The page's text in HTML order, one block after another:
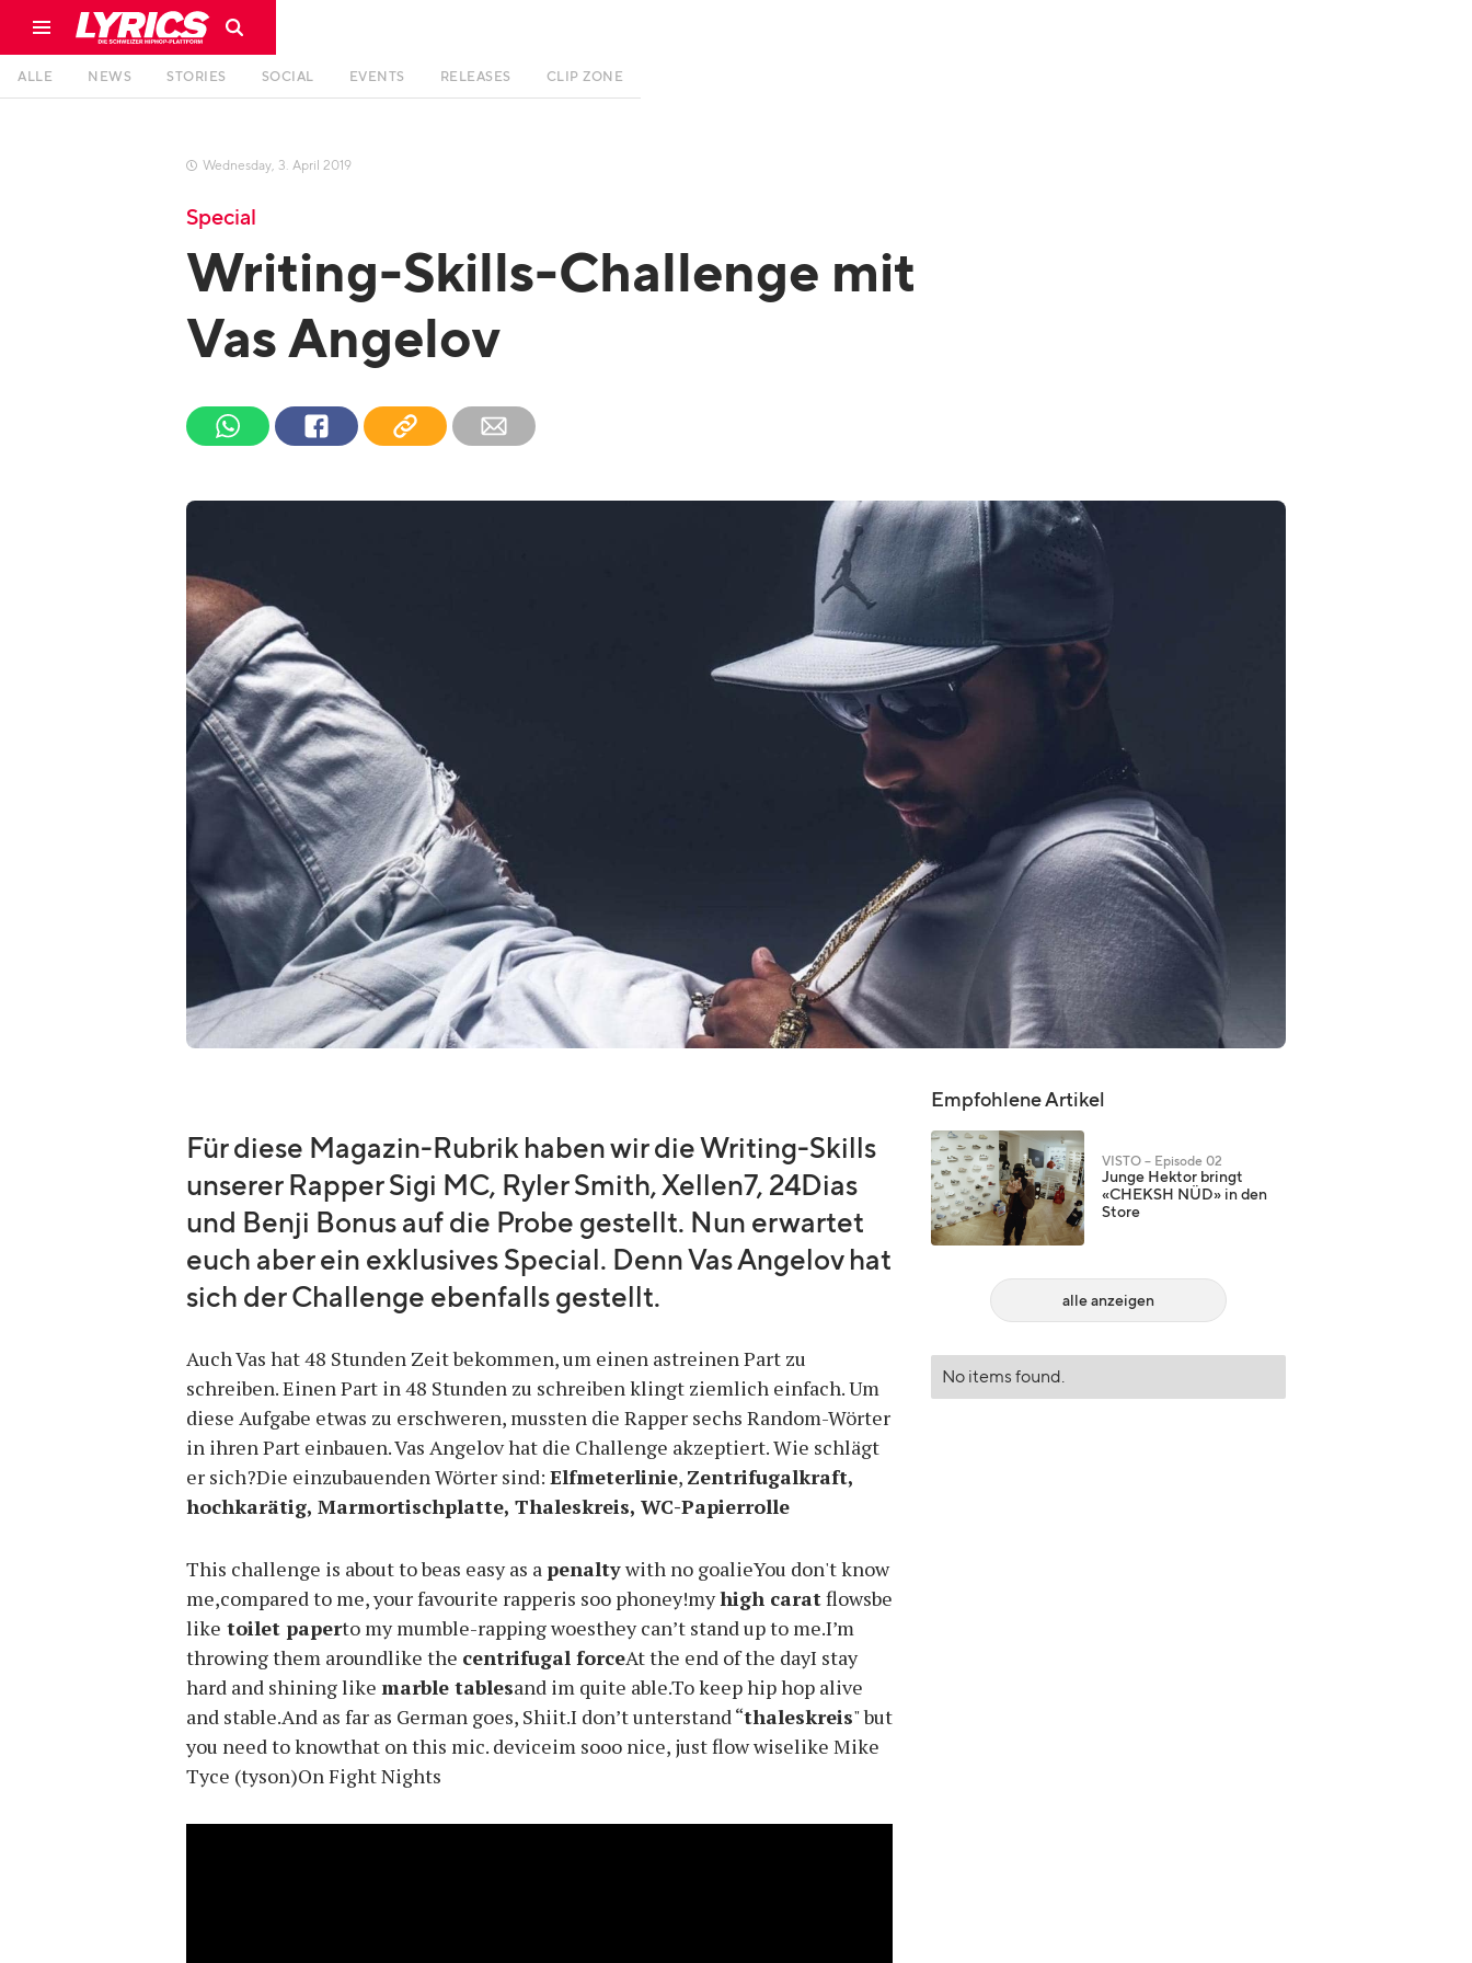
ALLE NEWS STORIES SOCIAL EVENTS RELEASES CLIP ZONE
 Wednesday, 3. April 2019
Special
Writing-Skills-Challenge mit
Vas Angelov
Für diese Magazin-Rubrik haben wir die Writing-Skills
unserer Rapper Sigi MC, Ryler Smith, Xellen7, 24Dias
und Benji Bonus auf die Probe gestellt. Nun erwartet
euch aber ein exklusives Special. Denn Vas Angelov hat
sich der Challenge ebenfalls gestellt.
Auch Vas hat 48 Stunden Zeit bekommen, um einen astreinen Part zu
schreiben. Einen Part in 48 Stunden zu schreiben klingt ziemlich einfach. Um
diese Aufgabe etwas zu erschweren, mussten die Rapper sechs Random-Wörter
in ihren Part einbauen. Vas Angelov hat die Challenge akzeptiert. Wie schlägt
er sich?Die einzubauenden Wörter sind: Elfmeterlinie, Zentrifugalkraft,
hochkarätig, Marmortischplatte, Thaleskreis, WC-Papierrolle
This challenge is about to beas easy as a penaltywith no goalieYou don't know
me,compared to me, your favourite rapperis soo phoney!myhigh caratflowsbe
like toilet paperto my mumble-rapping woesthey can’t stand up to me.I’m
throwing them aroundlike the centrifugal forceAt the end of the dayI stay
hard and shining like marble tablesand im quite able.To keep hip hop alive
and stable.And as far as German goes, Shiit.I don’t unterstand “thaleskreis" but
you need to knowthat on this mic. deviceim sooo nice, just flow wiselike Mike
Tyce (tyson)On Fight Nights
Empfohlene Artikel
VISTO – Episode 02
Junge Hektor bringt
«CHEKSH NÜD» in den
Store
alle anzeigen
No items found.